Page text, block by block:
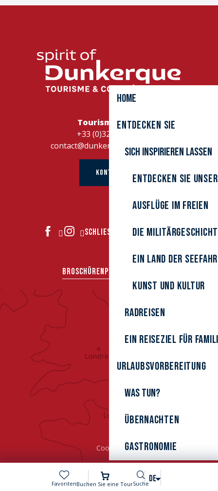
Voir les favoris
FavoritenBuchen Sie eine Tour
Suche
Suche DE
Home
Entdecken Sie
Sich inspirieren lassen
Entdecken Sie
Ausflüge im Freien
Die
Ein Land der
Kunst und Kultur
Radreisen
Ein Reiseziel für
Urlaubsvorbereitung
Was tun?
Übernachten
Gastronomie
Tourismusbüro
+33 (0)328262728
contact@dunkerque-tourisme.fr
KONTAKT
SCHLIESSEN SIE SICH UNS AN
BROSCHÜREN PRESSEBEREICH
Cookies